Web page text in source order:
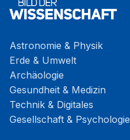
Astronomie & Physik
Erde & Umwelt
Archäologie
Gesundheit & Medizin
Technik & Digitales
Gesellschaft & Psychologie